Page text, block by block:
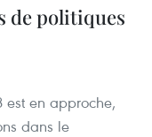
de politiques
est en approche,
dans le